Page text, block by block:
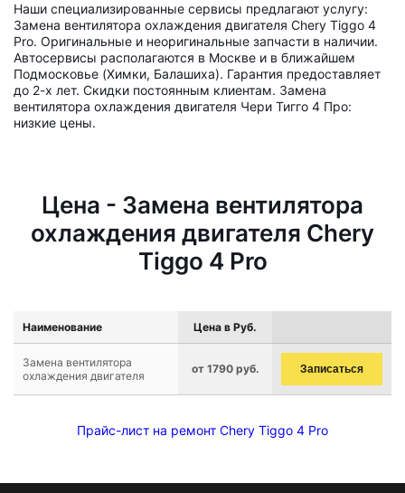
Наши специализированные сервисы предлагают услугу:
Замена вентилятора охлаждения двигателя Chery Tiggo 4
Pro. Оригинальные и неоригинальные запчасти в наличии.
Автосервисы располагаются в Москве и в ближайшем
Подмосковье (Химки, Балашиха). Гарантия предоставляет
до 2-х лет. Скидки постоянным клиентам. Замена
вентилятора охлаждения двигателя Чери Тигго 4 Про:
низкие цены.
Цена - Замена вентилятора
охлаждения двигателя Chery
Tiggo 4 Pro
Наименование Цена в Руб.
Замена вентилятора
охлаждения двигателя
от 1790 руб. Записаться
Прайс-лист на ремонт Chery Tiggo 4 Pro